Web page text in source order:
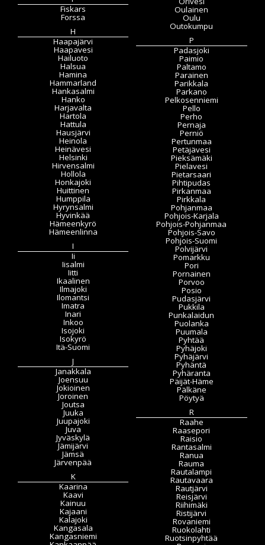
Fiskars
Forssa
H
Haapajärvi
Haapavesi
Hailuoto
Halsua
Hamina
Hammarland
Hankasalmi
Hanko
Harjavalta
Hartola
Hattula
Hausjärvi
Heinola
Heinävesi
Helsinki
Hirvensalmi
Hollola
Honkajoki
Huittinen
Humppila
Hyrynsalmi
Hyvinkää
Hämeenkyrö
Hämeenlinna
I
Ii
Iisalmi
Iitti
Ikaalinen
Ilmajoki
Ilomantsi
Imatra
Inari
Inkoo
Isojoki
Isokyrö
Itä-Suomi
J
Janakkala
Joensuu
Jokioinen
Joroinen
Joutsa
Juuka
Juupajoki
Juva
Jyväskylä
Jämijärvi
Jämsä
Järvenpää
K
Kaarina
Kaavi
Kainuu
Kajaani
Kalajoki
Kangasala
Kangasniemi
Oulainen
Oulu
Outokumpu
P
Padasjoki
Paimio
Paltamo
Parainen
Parikkala
Parkano
Pelkosenniemi
Pello
Perho
Pernaja
Perniö
Pertunmaa
Petäjävesi
Pieksämäki
Pielavesi
Pietarsaari
Pihtipudas
Pirkanmaa
Pirkkala
Pohjanmaa
Pohjois-Karjala
Pohjois-Pohjanmaa
Pohjois-Savo
Pohjois-Suomi
Polvijärvi
Pomarkku
Pori
Pornainen
Porvoo
Posio
Pudasjärvi
Pukkila
Punkalaidun
Puolanka
Puumala
Pyhtää
Pyhäjoki
Pyhäjärvi
Pyhäntä
Pyhäranta
Päijät-Häme
Pälkäne
Pöytyä
R
Raahe
Raasepori
Raisio
Rantasalmi
Ranua
Rauma
Rautalampi
Rautavaara
Rautjärvi
Reisjärvi
Riihimäki
Ristijärvi
Rovaniemi
Ruokolahti
Ruotsinpyhtää